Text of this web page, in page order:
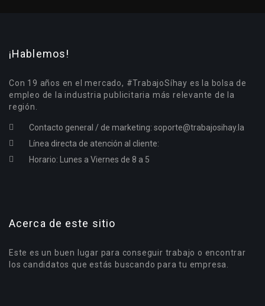
¡Hablemos!
Con 19 años en el mercado, #TrabajoSíhay es la bolsa de
empleo de la industria publicitaria más relevante de la
región.
Contacto general / de marketing: soporte@trabajosihay.la
Línea directa de atención al cliente:
Horario: Lunes a Viernes de 8 a 5
Acerca de este sitio
Este es un buen lugar para conseguir trabajo o encontrar
los candidatos que estás buscando para tu empresa.